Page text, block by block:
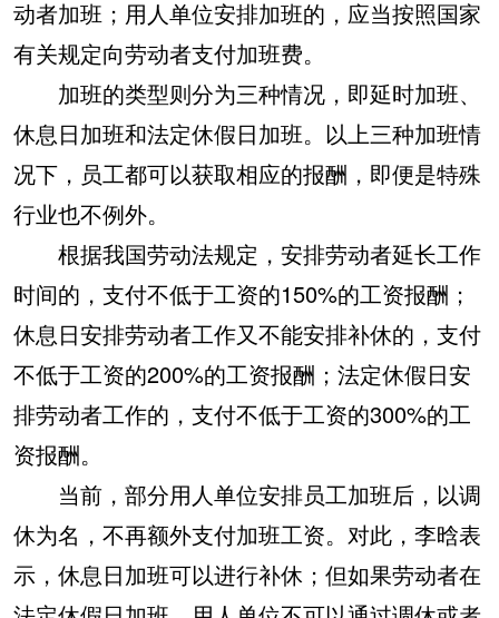
动者加班；用人单位安排加班的，应当按照国家
有关规定向劳动者支付加班费。
加班的类型则分为三种情况，即延时加班、
休息日加班和法定休假日加班。以上三种加班情
况下，员工都可以获取相应的报酬，即便是特殊
行业也不例外。
根据我国劳动法规定，安排劳动者延长工作
时间的，支付不低于工资的150%的工资报酬；
休息日安排劳动者工作又不能安排补休的，支付
不低于工资的200%的工资报酬；法定休假日安
排劳动者工作的，支付不低于工资的300%的工
资报酬。
当前，部分用人单位安排员工加班后，以调
休为名，不再额外支付加班工资。对此，李晗表
示，休息日加班可以进行补休；但如果劳动者在